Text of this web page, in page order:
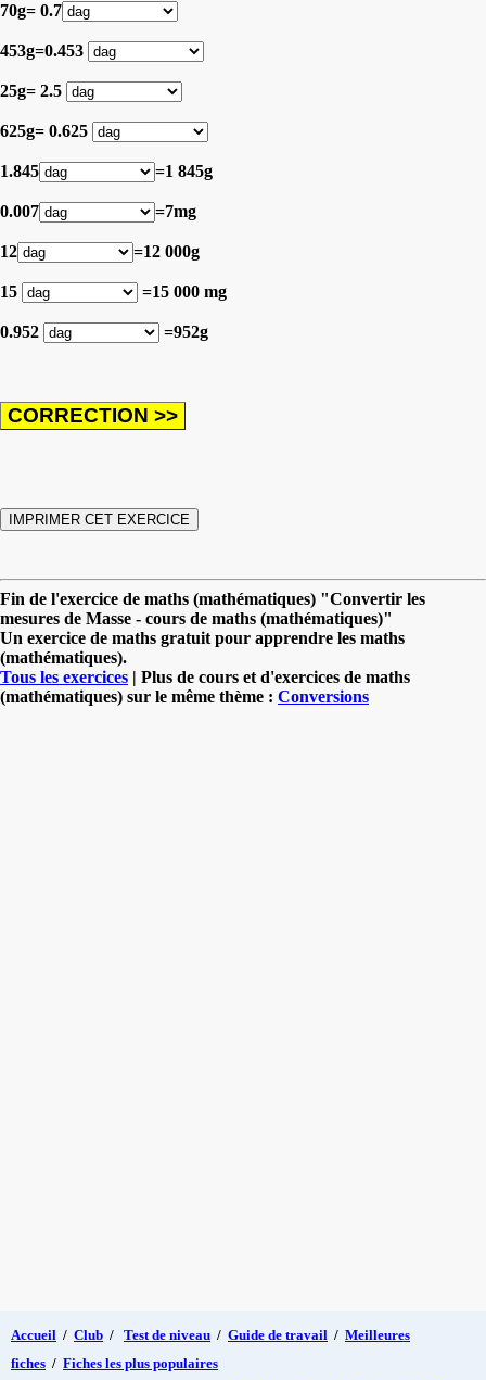
70g= 0.7
453g=0.453
25g= 2.5
625g= 0.625
1.845 =1 845g
0.007 =7mg
12 =12 000g
15 =15 000 mg
0.952 =952g
Fin de l'exercice de maths (mathématiques) "Convertir les
mesures de Masse - cours de maths (mathématiques)"
Un exercice de maths gratuit pour apprendre les maths
(mathématiques).
Tous les exercices | Plus de cours et d'exercices de maths
(mathématiques) sur le même thème : Conversions
Accueil / Club / Test de niveau / Guide de travail / Meilleures
fiches / Fiches les plus populaires